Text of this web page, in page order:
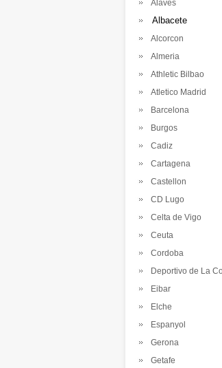
Alaves
Albacete
Alcorcon
Almeria
Athletic Bilbao
Atletico Madrid
Barcelona
Burgos
Cadiz
Cartagena
Castellon
CD Lugo
Celta de Vigo
Ceuta
Cordoba
Deportivo de La
Eibar
Elche
Espanyol
Gerona
Getafe